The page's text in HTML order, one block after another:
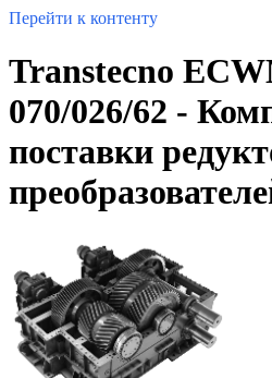
Перейти к контенту
Transtecno
070/026/62 -
поставки